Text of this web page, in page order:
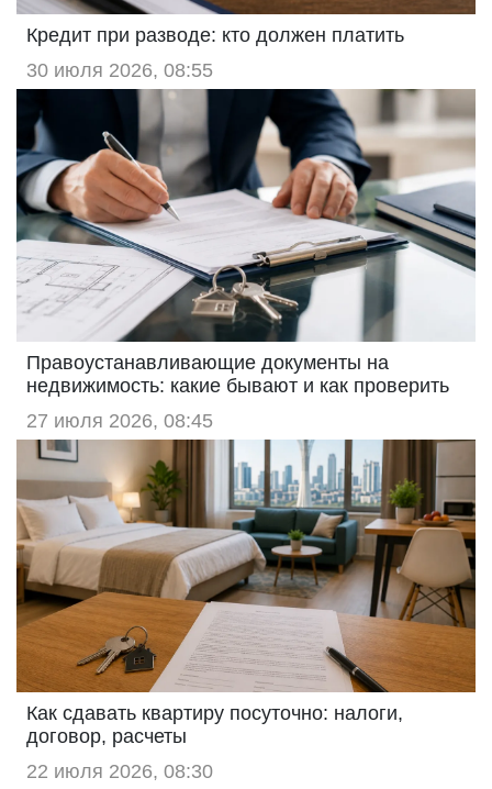
Кредит при разводе: кто должен платить
30 июля 2026, 08:55
Правоустанавливающие документы на
недвижимость: какие бывают и как проверить
27 июля 2026, 08:45
Как сдавать квартиру посуточно: налоги,
договор, расчеты
22 июля 2026, 08:30